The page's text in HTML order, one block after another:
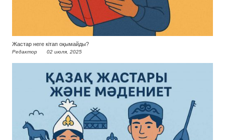
Жастар неге кітап оқымайды?
Редактор 02 июля, 2025